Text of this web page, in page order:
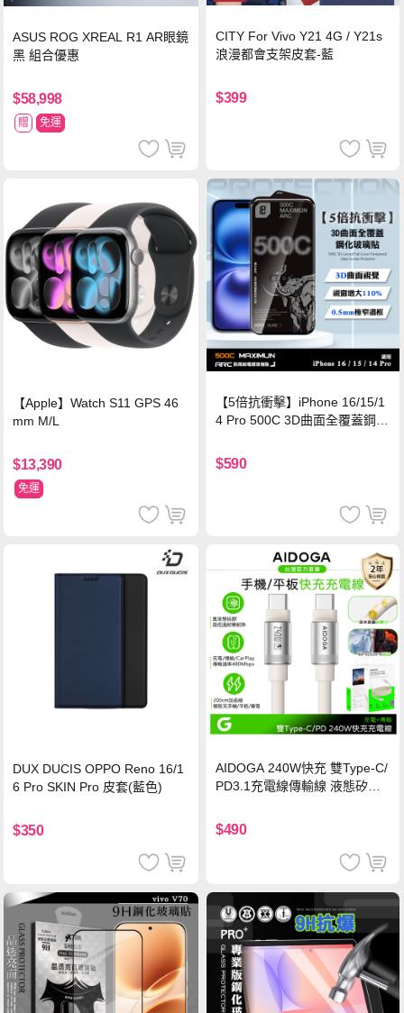
ASUS ROG XREAL R1 AR眼鏡
黑 組合優惠
$58,998
贈 免運
CITY For Vivo Y21 4G / Y21s
浪漫都會支架皮套-藍
$399
【Apple】Watch S11 GPS 46
mm M/L
$13,390
免運
【5倍抗衝擊】iPhone 16/15/1
4 Pro 500C 3D曲面全覆蓋鋼化
保護貼
$590
DUX DUCIS OPPO Reno 16/1
6 Pro SKIN Pro 皮套(藍色)
$350
AIDOGA 240W快充 雙Type-C/
PD3.1充電線傳輸線 液態矽膠
機/平板/筆電
$490